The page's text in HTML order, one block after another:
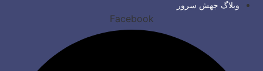
وبلاگ جهش سرور
Facebook